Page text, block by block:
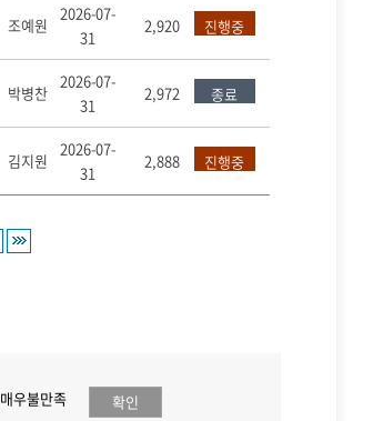
조예원
2026-07-
31
2,920 진행중
박병찬
2026-07-
31
2,972 종료
김지원
2026-07-
31
2,888 진행중
매우불만족 확인